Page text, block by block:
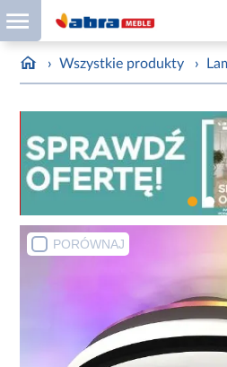
› Wszystkie produkty ›
PORÓWNAJ